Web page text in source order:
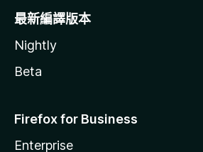
最新編譯版本
Nightly
Beta
Firefox for Business
Enterprise